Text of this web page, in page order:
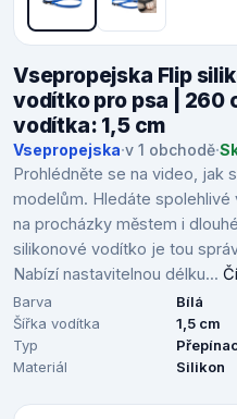
Vsepropejska Flip
vodítko pro psa | 260
vodítka: 1,5 cm
Vsepropejska·v 1 obchodě·
Prohlédněte se na video, jak
modelům. Hledáte
na procházky městem i
silikonové vodítko je tou
Nabízí nastavitelnou délku...
Barva
Bílá
Šířka vodítka
1,5 cm
Typ
Materiál
Silikon